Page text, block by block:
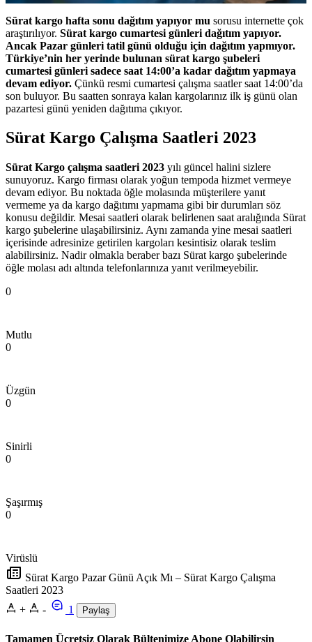
Sürat kargo hafta sonu dağıtım yapıyor mu sorusu internette çok
araştırılıyor. Sürat kargo cumartesi günleri dağıtım yapıyor.
Ancak Pazar günleri tatil günü olduğu için dağıtım yapmıyor.
Türkiye’nin her yerinde bulunan sürat kargo şubeleri
cumartesi günleri sadece saat 14:00’a kadar dağıtım yapmaya
devam ediyor. Çünkü resmi cumartesi çalışma saatler saat 14:00’da
son buluyor. Bu saatten sonraya kalan kargolarınız ilk iş günü olan
pazartesi günü yeniden dağıtıma çıkıyor.
Sürat Kargo Çalışma Saatleri 2023
Sürat Kargo çalışma saatleri 2023 yılı güncel halini sizlere
sunuyoruz. Kargo firması olarak yoğun tempoda hizmet vermeye
devam ediyor. Bu noktada öğle molasında müşterilere yanıt
vermeme ya da kargo dağıtımı yapmama gibi bir durumları söz
konusu değildir. Mesai saatleri olarak belirlenen saat aralığında Sürat
kargo şubelerine ulaşabilirsiniz. Aynı zamanda yine mesai saatleri
içerisinde adresinize getirilen kargoları kesintisiz olarak teslim
alabilirsiniz. Nadir olmakla beraber bazı Sürat kargo şubelerinde
öğle molası adı altında telefonlarınıza yanıt verilmeyebilir.
0
Mutlu
0
Üzgün
0
Sinirli
0
Şaşırmış
0
Virüslü
Sürat Kargo Pazar Günü Açık Mı – Sürat Kargo Çalışma
Saatleri 2023
+
- 1 Paylaş
Tamamen Ücretsiz Olarak Bültenimize Abone Olabilirsin